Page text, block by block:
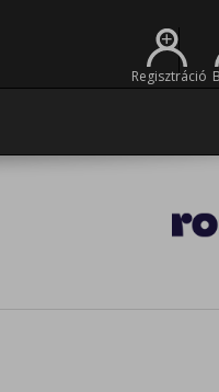
+
Regisztráció